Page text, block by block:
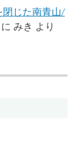
閉じた南青山/
みき より